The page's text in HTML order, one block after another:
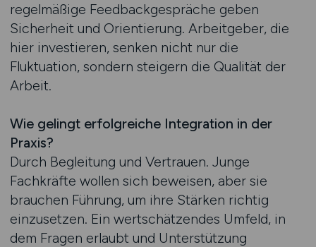
regelmäßige Feedbackgespräche geben
Sicherheit und Orientierung. Arbeitgeber, die
hier investieren, senken nicht nur die
Fluktuation, sondern steigern die Qualität der
Arbeit.
Wie gelingt erfolgreiche Integration in der
Praxis?
Durch Begleitung und Vertrauen. Junge
Fachkräfte wollen sich beweisen, aber sie
brauchen Führung, um ihre Stärken richtig
einzusetzen. Ein wertschätzendes Umfeld, in
dem Fragen erlaubt und Unterstützung